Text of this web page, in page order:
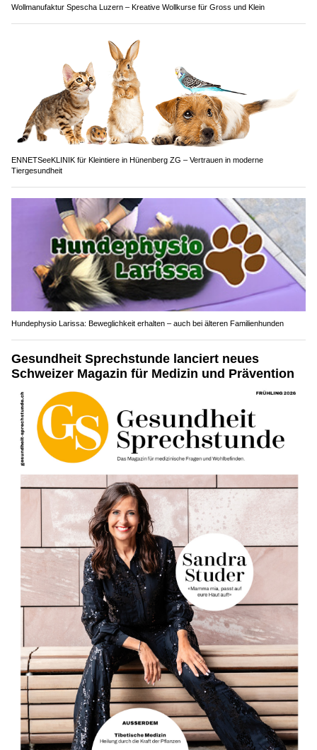
Wollmanufaktur Spescha Luzern – Kreative Wollkurse für Gross und Klein
ENNETSeeKLINIK für Kleintiere in Hünenberg ZG – Vertrauen in moderne
Tiergesundheit
Hundephysio Larissa: Beweglichkeit erhalten – auch bei älteren Familienhunden
Gesundheit Sprechstunde lanciert neues
Schweizer Magazin für Medizin und Prävention